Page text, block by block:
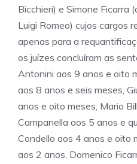
Bicchieri) e Simone Ficarra
Luigi Romeo) cujos cargos
apenas para a
os juízes concluíram as
Antonini aos 9 anos e oito
aos 8 anos e seis meses,
anos e oito meses, Mario
Campanella aos 5 anos e
Condello aos 4 anos e oito
aos 2 anos, Domenico